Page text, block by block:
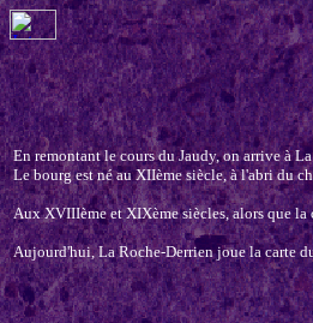
En remontant le cours du Jaudy, on arrive à
Le bourg est né au XIIème siècle, à l'abri du
Aux XVIIIème et XIXème siècles, alors que
Aujourd'hui, La Roche-Derrien joue la carte